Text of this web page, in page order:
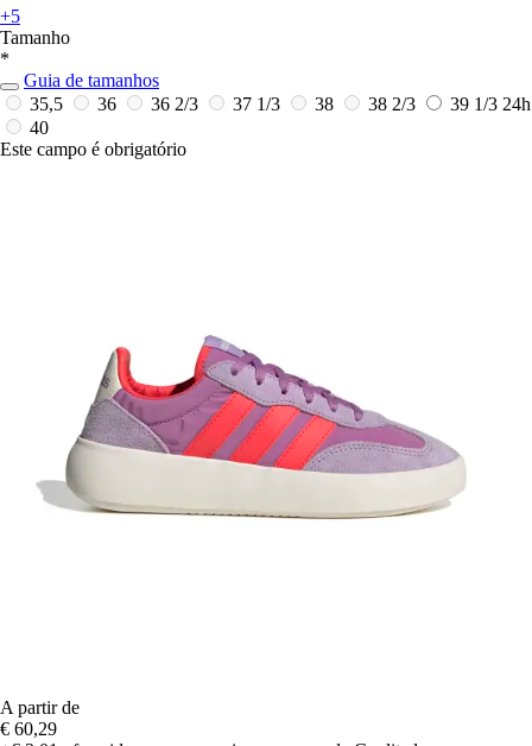
+5
Tamanho
*
Guia de tamanhos
35,5
36 36 2/3 37 1/3 38 38 2/3 39 1/3 24h
40
Este campo é obrigatório
A partir de
€ 60,29